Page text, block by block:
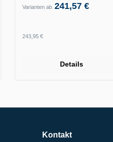
Legierung…
Varianten ab241,57 €
Regulärer Preis:
243,95 €
Details
Kontakt